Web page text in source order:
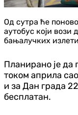
Од сутра ће
аутобус који вози
бањалучких
Планирано је да
током априла
и за Дан града
бесплатан.